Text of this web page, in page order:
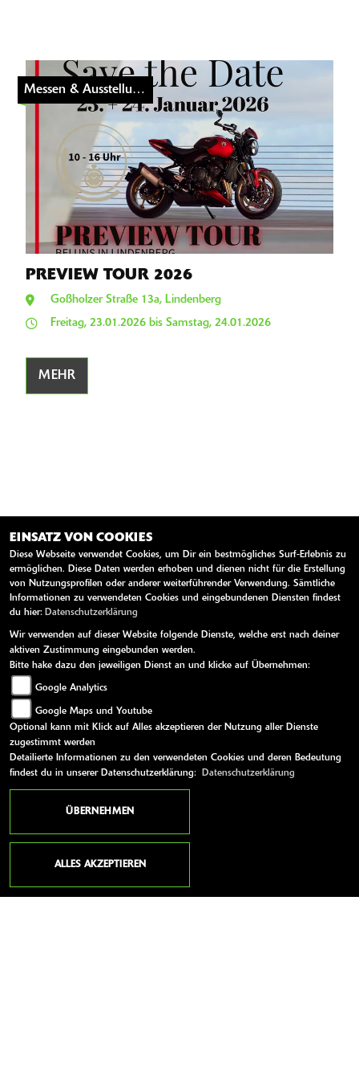
Messen & Ausstellungen
PREVIEW TOUR 2026
Goßholzer Straße 13a, Lindenberg
Freitag, 23.01.2026 bis Samstag, 24.01.2026
MEHR
ANSCHRIFT
ZWEIRAD-CENTER NUBER GMBH
Goßholzer Straße 13a
88161 Lindenberg i.Allgäu
Deutschland
Telefon:
Tel. mobil:
49838181285
Website:
http://www.zweirad-nuber.de/
E-Mail:
info@zweirad-nuber.de
Montag:
09:00 - 12:30 und 14:00 - 18:00
EINSATZ VON COOKIES
Diese Webseite verwendet Cookies, um Dir ein bestmögliches Surf-Erlebnis zu
ermöglichen. Diese Daten werden erhoben und dienen nicht für die Erstellung
von Nutzungsprofilen oder anderer weiterführender Verwendung. Sämtliche
Informationen zu verwendeten Cookies und eingebundenen Diensten findest
du hier: Datenschutzerklärung
Wir verwenden auf dieser Website folgende Dienste, welche erst nach deiner
aktiven Zustimmung eingebunden werden.
Bitte hake dazu den jeweiligen Dienst an und klicke auf Übernehmen:
Google Analytics
Google Maps und Youtube
Optional kann mit Klick auf Alles akzeptieren der Nutzung aller Dienste
zugestimmt werden
Detailierte Informationen zu den verwendeten Cookies und deren Bedeutung
findest du in unserer Datenschutzerklärung:
Datenschutzerklärung
ÜBERNEHMEN
ALLES AKZEPTIEREN